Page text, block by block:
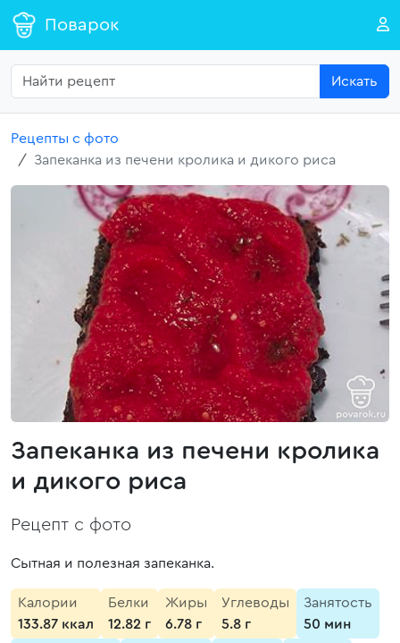
Поварок
Искать
Рецепты с фото
Запеканка из печени кролика и дикого риса
Запеканка из печени кролика
и дикого риса
Рецепт с фото
Сытная и полезная запеканка.
Калории
133.87 ккал
Белки
12.82 г
Жиры
6.78 г
Углеводы
5.8 г
Занятость
50 мин